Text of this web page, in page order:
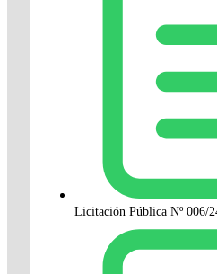
Licitación Pública Nº 006/